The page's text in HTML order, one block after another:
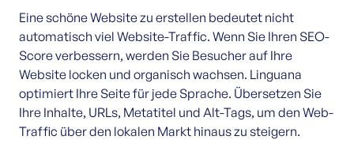
Eine schöne Website zu erstellen bedeutet nicht
automatisch viel Website-Traffic. Wenn Sie Ihren SEO-
Score verbessern, werden Sie Besucher auf Ihre
Website locken und organisch wachsen. Linguana
optimiert Ihre Seite für jede Sprache. Übersetzen Sie
Ihre Inhalte, URLs, Metatitel und Alt-Tags, um den Web-
Traffic über den lokalen Markt hinaus zu steigern.